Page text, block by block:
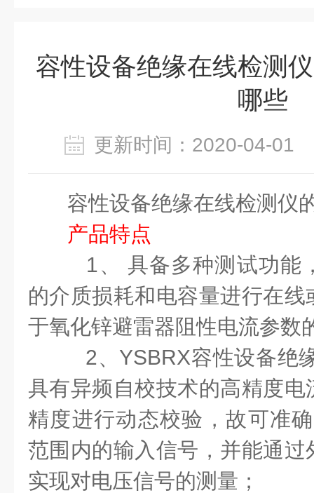
容性设备绝缘在线检测
哪些
更新时间：2020-04-
容性设备绝缘在线检测仪
产品特点
1、 具备多种测试功能
的介质损耗和电容量进行在
于氧化锌避雷器阻性电流参数
2、 YSBRX容性设备绝
具有异频自校技术的高精度
精度进行动态校验，故可准
范围内的输入信号，并能通
实现对电压信号的测量；